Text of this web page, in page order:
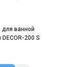
для ванной
200 S